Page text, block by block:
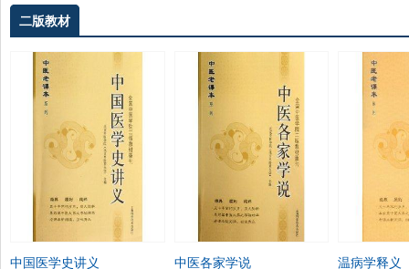
二版教材
中国医学史讲义 中医各家学说 温病学释义